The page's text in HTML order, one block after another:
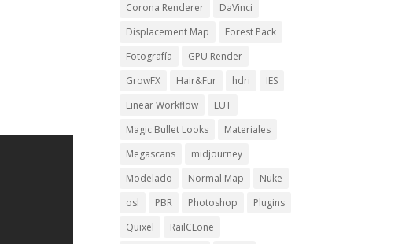
Corona Renderer
DaVinci
Displacement Map
Forest Pack
Fotografía
GPU Render
GrowFX
Hair&Fur hdri
IES
Linear Workflow
LUT
Magic Bullet Looks
Materiales
Megascans
midjourney
Modelado
Normal Map
Nuke
osl
PBR Photoshop
Plugins
Quixel
RailCLone